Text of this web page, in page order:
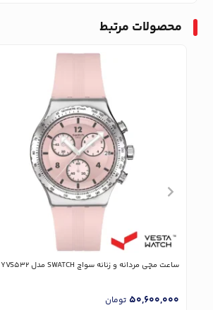
محصولات مرتبط
ساعت مچی مردانه و زنانه سواچ SWATCH مدل YVS532
50,600,000 تومان